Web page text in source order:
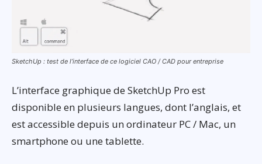
SketchUp : test de l’interface de ce logiciel CAO / CAD pour entreprise
L’interface graphique de SketchUp Pro est
disponible en plusieurs langues, dont l’anglais, et
est accessible depuis un ordinateur PC / Mac, un
smartphone ou une tablette.